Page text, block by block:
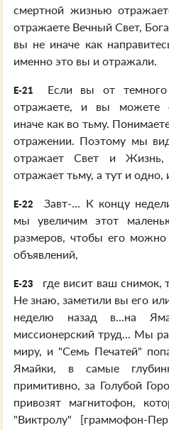
смертной жизнью
отражаете Вечный Свет,
вы не иначе как
именно это вы и отражали.
E-21
Если вы от
отражаете, и вы можете
иначе как во тьму.
отражении. Поэтому мы
отражает Свет и
отражает тьму, а тут и одно,
E-22
Завт-... К концу
мы увеличим этот
размеров, чтобы его
объявлений,
E-23
где висит ваш снимок,
Не знаю, заметили вы его
неделю назад в...на
миссионерский труд... Мы
миру, и "Семь Печатей"
Ямайки, в самые
примитивно, за Голубой
привозят магнитофон,
"Виктролу" [граммофон-